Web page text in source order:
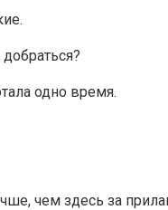
одно время.
чем здесь за